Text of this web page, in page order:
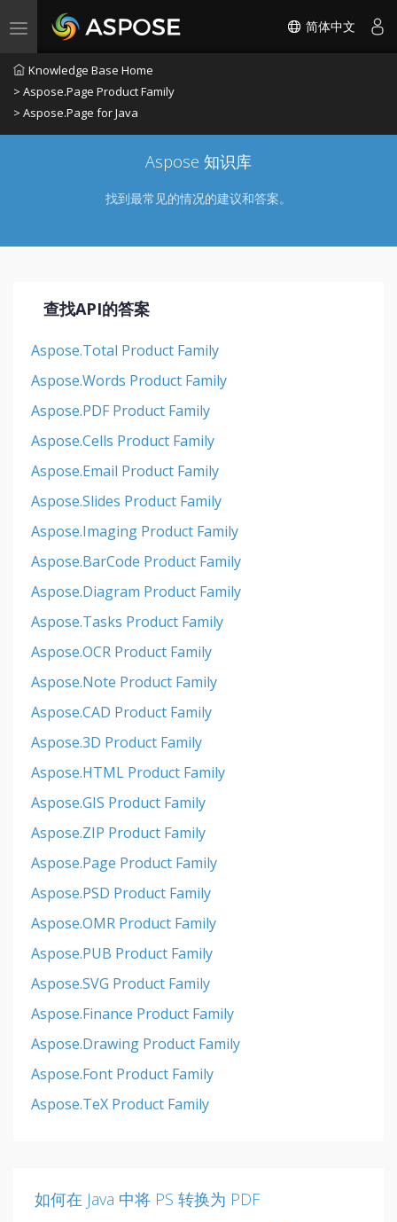
Toggle navigation 简体中文
Knowledge Base Home
> Aspose.Page Product Family
> Aspose.Page for Java
Aspose 知识库
找到最常见的情况的建议和答案。
查找API的答案
Aspose.Total Product Family
Aspose.Words Product Family
Aspose.PDF Product Family
Aspose.Cells Product Family
Aspose.Email Product Family
Aspose.Slides Product Family
Aspose.Imaging Product Family
Aspose.BarCode Product Family
Aspose.Diagram Product Family
Aspose.Tasks Product Family
Aspose.OCR Product Family
Aspose.Note Product Family
Aspose.CAD Product Family
Aspose.3D Product Family
Aspose.HTML Product Family
Aspose.GIS Product Family
Aspose.ZIP Product Family
Aspose.Page Product Family
Aspose.PSD Product Family
Aspose.OMR Product Family
Aspose.PUB Product Family
Aspose.SVG Product Family
Aspose.Finance Product Family
Aspose.Drawing Product Family
Aspose.Font Product Family
Aspose.TeX Product Family
如何在 Java 中将 PS 转换为 PDF